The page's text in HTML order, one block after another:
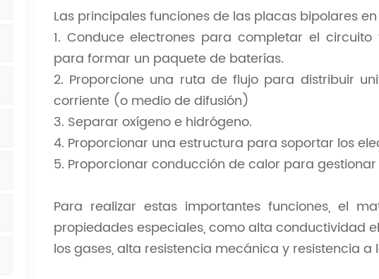
Las principales funciones de las placas bipolares en
1. Conduce electrones para completar el
para formar un paquete de baterías.
2. Proporcione una ruta de flujo para distribuir
corriente (o medio de difusión)
3. Separar oxígeno e hidrógeno.
4. Proporcionar una estructura para soportar los
5. Proporcionar conducción de calor para
Para realizar estas importantes funciones, el
propiedades especiales, como alta conductividad
los gases, alta resistencia mecánica y resistencia a